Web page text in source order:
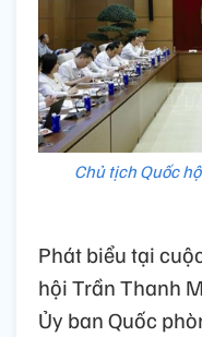
Chủ tịch Quốc
Phát biểu tại
hội Trần Thanh
Ủy ban Quốc